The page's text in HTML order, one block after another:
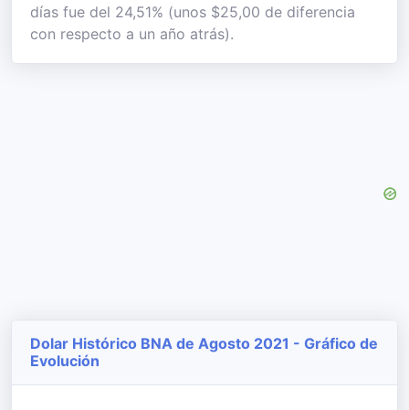
días fue del 24,51% (unos $25,00 de diferencia
con respecto a un año atrás).
Dolar Histórico BNA de Agosto 2021 - Gráfico de
Evolución